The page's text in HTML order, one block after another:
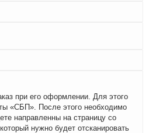
при его оформлении. Для этого
«СБП». После этого необходимо
направленны на страницу со
нужно будет отсканировать